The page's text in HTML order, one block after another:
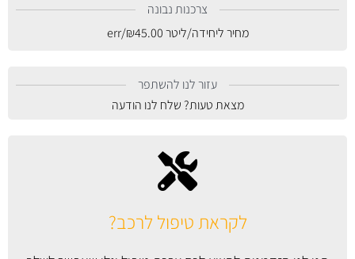
לקראת טיפול לרכב?
צרכנות נבונה
מחיר ליחידה/ליטר
₪45.00
/err
עזור לנו להשתפר
מצאת טעות? שלח לנו הודעה